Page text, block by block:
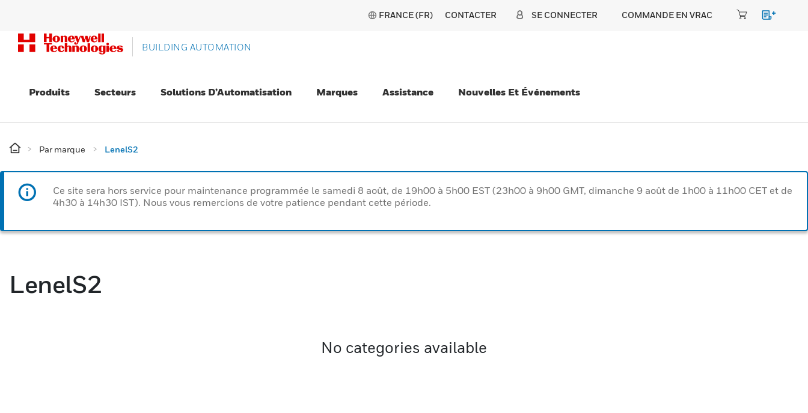
FRANCE (FR) CONTACTER SE CONNECTER COMMANDE EN VRAC
BUILDING AUTOMATION
Produits Secteurs Solutions D’Automatisation Marques Assistance Nouvelles Et Événements
Par marque LenelS2
Ce site sera hors service pour maintenance programmée le samedi 8 août, de 19h00 à 5h00 EST (23h00 à 9h00 GMT, dimanche 9 août de 1h00 à 11h00 CET et de
4h30 à 14h30 IST). Nous vous remercions de votre patience pendant cette période.
LenelS2
No categories available